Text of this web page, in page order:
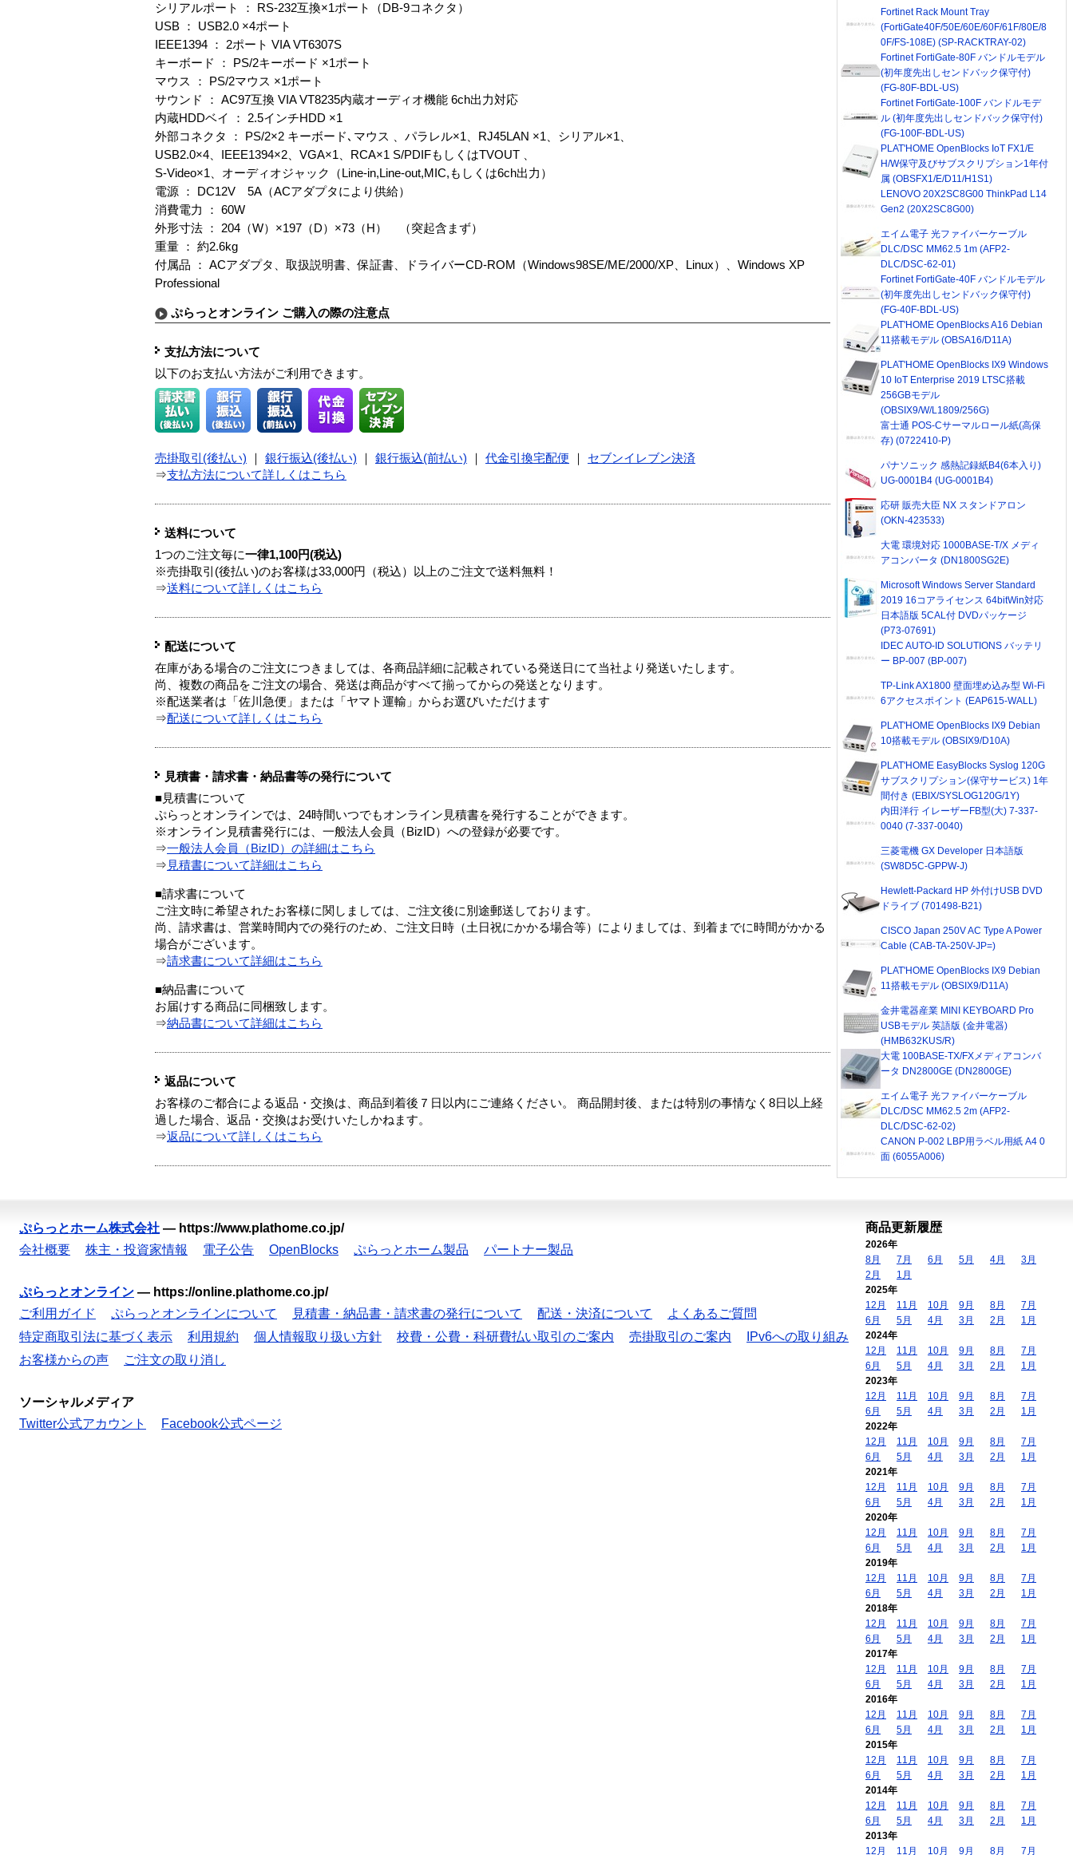
シリアルポート ： RS-232互換×1ポート（DB-9コネクタ）
USB ： USB2.0 ×4ポート
IEEE1394 ： 2ポート VIA VT6307S
キーボード ： PS/2キーボード ×1ポート
マウス ： PS/2マウス ×1ポート
サウンド ： AC97互換 VIA VT8235内蔵オーディオ機能 6ch出力対応
内蔵HDDベイ ： 2.5インチHDD ×1
外部コネクタ ： PS/2×2 キーボード､マウス 、パラレル×1、RJ45LAN ×1、シリアル×1、
USB2.0×4、IEEE1394×2、VGA×1、RCA×1 S/PDIFもしくはTVOUT 、
S-Video×1、オーディオジャック（Line-in,Line-out,MIC,もしくは6ch出力）
電源 ： DC12V 5A（ACアダプタにより供給）
消費電力 ： 60W
外形寸法 ： 204（W）×197（D）×73（H） （突起含まず）
重量 ： 約2.6kg
付属品 ： ACアダプタ、取扱説明書、保証書、ドライバーCD-ROM（Windows98SE/ME/2000/XP、Linux）、Windows XP
Professional
ぷらっとオンライン ご購入の際の注意点
支払方法について
以下のお支払い方法がご利用できます。
売掛取引(後払い) 銀行振込(後払い) 銀行振込(前払い) 代金引換宅配便
セブンイレブン決済
⇒支払方法について詳しくはこちら
送料について
1つのご注文毎に一律1,100円(税込)
※売掛取引(後払い)のお客様は33,000円（税込）以上のご注文で送料無料！
⇒送料について詳しくはこちら
配送について
在庫がある場合のご注文につきましては、各商品詳細に記載されている発送日にて当社より発送いたします。
尚、複数の商品をご注文の場合、発送は商品がすべて揃ってからの発送となります。
※配送業者は「佐川急便」または「ヤマト運輸」からお選びいただけます
⇒配送について詳しくはこちら
見積書・請求書・納品書等の発行について
■見積書について
ぷらっとオンラインでは、24時間いつでもオンライン見積書を発行することができます。
※オンライン見積書発行には、一般法人会員（BizID）への登録が必要です。
⇒一般法人会員（BizID）の詳細はこちら
⇒ 見積書について詳細はこちら
■請求書について
ご注文時に希望されたお客様に関しましては、ご注文後に別途郵送しております。
尚、請求書は、営業時間内での発行のため、ご注文日時（土日祝にかかる場合等）によりましては、到着までに時間がかかる
場合がございます。
⇒請求書について詳細はこちら
■納品書について
お届けする商品に同梱致します。
⇒納品書について詳細はこちら
返品について
お客様のご都合による返品・交換は、商品到着後７日以内にご連絡ください。 商品開封後、または特別の事情なく8日以上経
過した場合、返品・交換はお受けいたしかねます。
⇒返品について詳しくはこちら
Fortinet Rack Mount Tray
(FortiGate40F/50E/60E/60F/61F/80E/8
0F/FS-108E) (SP-RACKTRAY-02)
Fortinet FortiGate-80F バンドルモデル
(初年度先出しセンドバック保守付)
(FG-80F-BDL-US)
Fortinet FortiGate-100F バンドルモデ
ル (初年度先出しセンドバック保守付)
(FG-100F-BDL-US)
PLAT'HOME OpenBlocks IoT FX1/E
H/W保守及びサブスクリプション1年付
属 (OBSFX1/E/D11/H1S1)
LENOVO 20X2SC8G00 ThinkPad L14
Gen2 (20X2SC8G00)
エイム電子 光ファイバーケーブル
DLC/DSC MM62.5 1m (AFP2-
DLC/DSC-62-01)
Fortinet FortiGate-40F バンドルモデル
(初年度先出しセンドバック保守付)
(FG-40F-BDL-US)
PLAT'HOME OpenBlocks A16 Debian
11搭載モデル (OBSA16/D11A)
PLAT'HOME OpenBlocks IX9 Windows
10 IoT Enterprise 2019 LTSC搭載
256GBモデル
(OBSIX9/W/L1809/256G)
富士通 POS-Cサーマルロール紙(高保
存) (0722410-P)
パナソニック 感熱記録紙B4(6本入り)
UG-0001B4 (UG-0001B4)
応研 販売大臣 NX スタンドアロン
(OKN-423533)
大電 環境対応 1000BASE-T/X メディ
アコンバータ (DN1800SG2E)
Microsoft Windows Server Standard
2019 16コアライセンス 64bitWin対応
日本語版 5CAL付 DVDパッケージ
(P73-07691)
IDEC AUTO-ID SOLUTIONS バッテリ
ー BP-007 (BP-007)
TP-Link AX1800 壁面埋め込み型 Wi-Fi
6アクセスポイント (EAP615-WALL)
PLAT'HOME OpenBlocks IX9 Debian
10搭載モデル (OBSIX9/D10A)
PLAT'HOME EasyBlocks Syslog 120G
サブスクリプション(保守サービス) 1年
間付き (EBIX/SYSLOG120G/1Y)
内田洋行 イレーザーFB型(大) 7-337-
0040 (7-337-0040)
三菱電機 GX Developer 日本語版
(SW8D5C-GPPW-J)
Hewlett-Packard HP 外付けUSB DVD
ドライブ (701498-B21)
CISCO Japan 250V AC Type A Power
Cable (CAB-TA-250V-JP=)
PLAT'HOME OpenBlocks IX9 Debian
11搭載モデル (OBSIX9/D11A)
金井電器産業 MINI KEYBOARD Pro
USBモデル 英語版 (金井電器)
(HMB632KUS/R)
大電 100BASE-TX/FXメディアコンバ
ータ DN2800GE (DN2800GE)
エイム電子 光ファイバーケーブル
DLC/DSC MM62.5 2m (AFP2-
DLC/DSC-62-02)
CANON P-002 LBP用ラベル用紙 A4 0
面 (6055A006)
ぷらっとホーム株式会社 — https://www.plathome.co.jp/
会社概要
株主・投資家情報 電子公告 OpenBlocks ぷらっとホーム製品 パートナー製品
ぷらっとオンライン — https://online.plathome.co.jp/
ご利用ガイド
ぷらっとオンラインについて 見積書・納品書・請求書の発行について 配送・決済について
よくあるご質問
特定商取引法に基づく表示
利用規約 個人情報取り扱い方針 校費・公費・科研費払い取引のご案内 売掛取引のご案内
IPv6への取り組み
お客様からの声
ご注文の取り消し
ソーシャルメディア
Twitter公式アカウント
Facebook公式ページ
商品更新履歴
2026年
8月
7月 6月 5月 4月
3月
2月
1月
2025年
12月
11月 10月 9月 8月
7月
6月
5月 4月 3月 2月
1月
2024年
12月
11月 10月 9月 8月
7月
6月
5月 4月 3月 2月
1月
2023年
12月
11月 10月 9月 8月
7月
6月
5月 4月 3月 2月
1月
2022年
12月
11月 10月 9月 8月
7月
6月
5月 4月 3月 2月
1月
2021年
12月
11月 10月 9月 8月
7月
6月
5月 4月 3月 2月
1月
2020年
12月
11月 10月 9月 8月
7月
6月
5月 4月 3月 2月
1月
2019年
12月
11月 10月 9月 8月
7月
6月
5月 4月 3月 2月
1月
2018年
12月
11月 10月 9月 8月
7月
6月
5月 4月 3月 2月
1月
2017年
12月
11月 10月 9月 8月
7月
6月
5月 4月 3月 2月
1月
2016年
12月
11月 10月 9月 8月
7月
6月
5月 4月 3月 2月
1月
2015年
12月
11月 10月 9月 8月
7月
6月
5月 4月 3月 2月
1月
2014年
12月
11月 10月 9月 8月
7月
6月
5月 4月 3月 2月
1月
2013年
12月
11月 10月 9月 8月 7月